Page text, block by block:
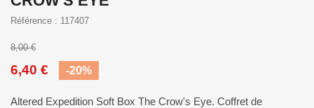
Référence : 117407
8,00 €
6,40 € -20%
Altered Expedition Soft Box The Crow's Eye. Coffret de